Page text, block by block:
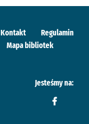
Kontakt
Regulamin
Mapa bibliotek
Jesteśmy na: